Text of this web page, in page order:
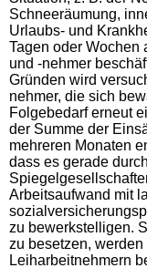
Schneeräumung,
Urlaubs- und
Tagen oder Wochen
und -nehmer
Gründen wird
nehmer, die sich
Folgebedarf erneut
der Summe der
mehreren Monaten
dass es gerade
Arbeitsaufwand mit
zu bewerkstelligen.
zu besetzen,
Leiharbeitnehmern